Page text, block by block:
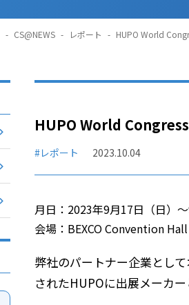
- CS@NEWS - レポート - HUPO World
HUPO World
#レポート 2023.10.04
月日：2023年9月17日（日）～
会場：BEXCO Convention Hall
弊社のパートナー企業とし
されたHUPOに出展メーカー